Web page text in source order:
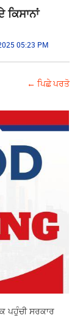
05:23 PM
← ਪਿਛੇ ਪਰਤੋ
ਪਹੁੰਚੀ ਸਰਕਾਰ